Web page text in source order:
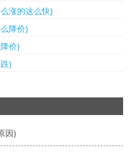
涨的这么快)
降价)
价)
)
因)